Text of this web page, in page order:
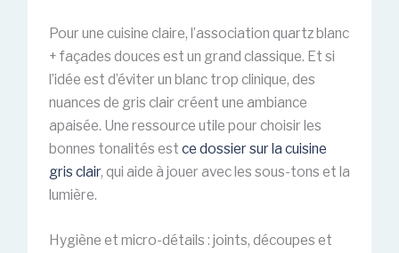
Pour une cuisine claire, l’association quartz blanc
+ façades douces est un grand classique. Et si
l’idée est d’éviter un blanc trop clinique, des
nuances de gris clair créent une ambiance
apaisée. Une ressource utile pour choisir les
bonnes tonalités est ce dossier sur la cuisine
gris clair, qui aide à jouer avec les sous-tons et la
lumière.
Hygiène et micro-détails : joints, découpes et